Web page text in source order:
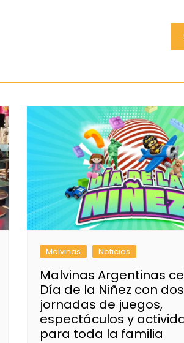
Malvinas Noticias
Malvinas Argentinas
Día de la Niñez con dos
jornadas de juegos,
espectáculos y
para toda la familia